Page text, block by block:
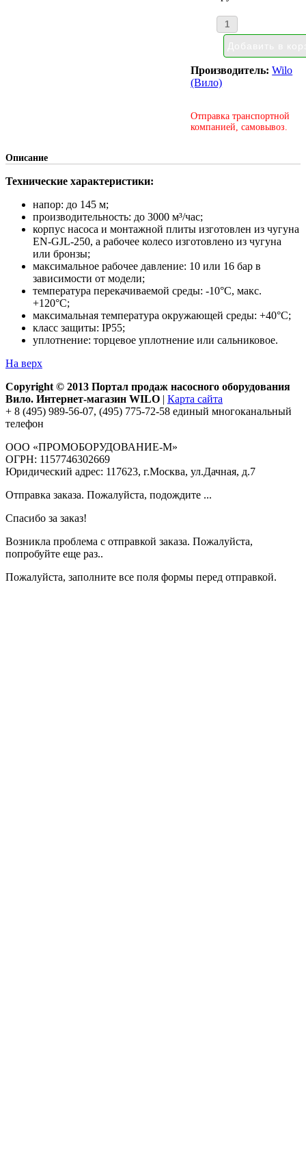
Производитель:Wilo
(Вило)
Отправка транспортной
компанией, самовывоз.
Описание
Технические характеристики:
напор: до 145 м;
производительность: до 3000 м³/час;
корпус насоса и монтажной плиты изготовлен из чугуна
EN-GJL-250, а рабочее колесо изготовлено из чугуна
или бронзы;
максимальное рабочее давление: 10 или 16 бар в
зависимости от модели;
температура перекачиваемой среды: -10°С, макс.
+120°С;
максимальная температура окружающей среды: +40°С;
класс защиты: IP55;
уплотнение: торцевое уплотнение или сальниковое.
На верх
Copyright © 2013 Портал продаж насосного оборудования
Вило. Интернет-магазин WILO | Карта сайта
+ 8 (495) 989-56-07, (495) 775-72-58 единый многоканальный
телефон
ООО «ПРОМОБОРУДОВАНИЕ-М»
ОГРН: 1157746302669
Юридический адрес: 117623, г.Москва, ул.Дачная, д.7
Отправка заказа. Пожалуйста, подождите ...
Спасибо за заказ!
Возникла проблема с отправкой заказа. Пожалуйста,
попробуйте еще раз..
Пожалуйста, заполните все поля формы перед отправкой.